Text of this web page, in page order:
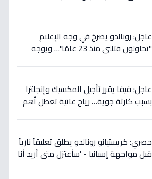
عاجل: رونالدو يصرخ في وجه الإعلام
"تحاولون قتلني منذ 23 عامًا"… ويوجه
عاجل: فيفا يقرر تأجيل المكسيك وإنجلترا
بسبب كارثة جوية… رياح عاتية تعطل أهم
حصري: كريستيانو رونالدو يطلق تعليقاً نارياً
قبل مواجهة إسبانيا - 'سأعتزل متى أريد أنا